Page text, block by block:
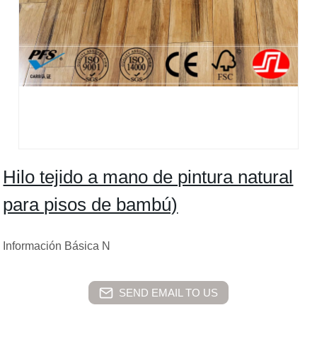
Hilo tejido a mano de pintura natural
para pisos de bambú)
Información Básica N
SEND EMAIL TO US